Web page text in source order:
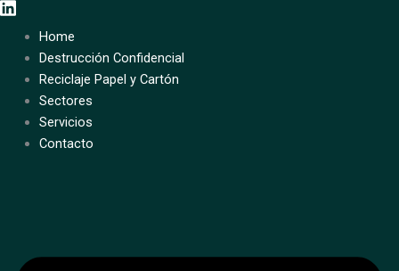
Home
Destrucción Confidencial
Reciclaje Papel y Cartón
Sectores
Servicios
Contacto